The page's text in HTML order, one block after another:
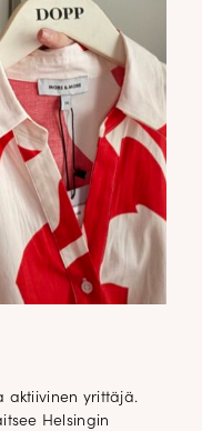
aktiivinen yrittäjä.
Helsingin